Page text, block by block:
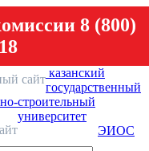
8 (800)
сайт казанский
государственный
строительный
университет
ЭИОС